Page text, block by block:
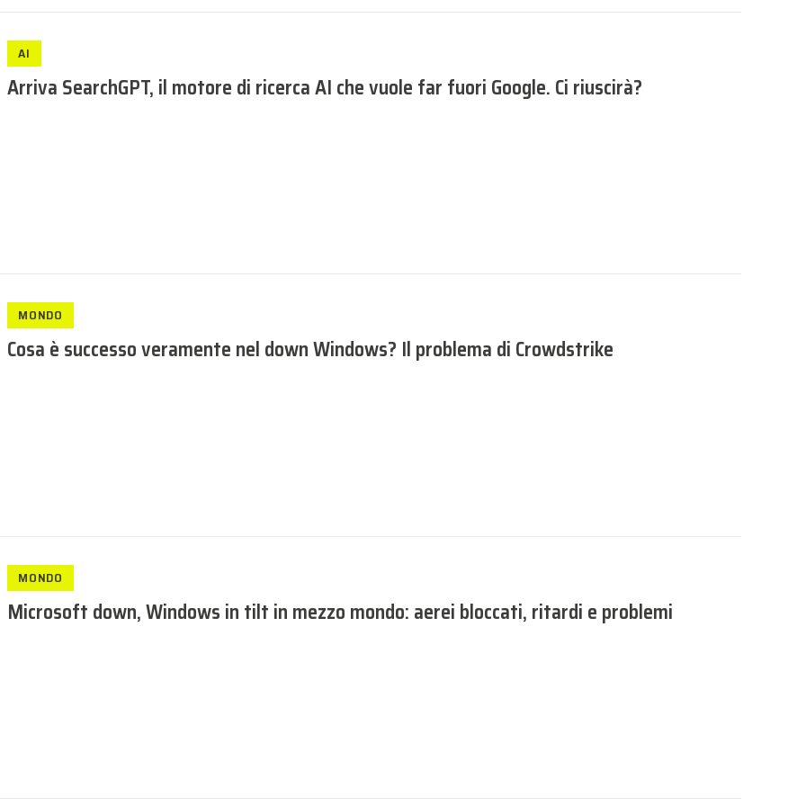
AI
Arriva SearchGPT, il motore di ricerca AI che vuole far fuori Google. Ci riuscirà?
MONDO
Cosa è successo veramente nel down Windows? Il problema di Crowdstrike
MONDO
Microsoft down, Windows in tilt in mezzo mondo: aerei bloccati, ritardi e problemi